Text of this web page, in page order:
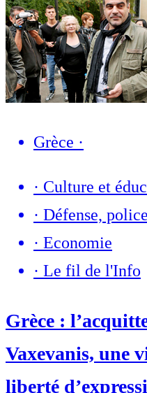
Grèce ·
· Culture et
· Défense,
· Economie
· Le fil de l'Info
Grèce :
Vaxevanis, une
liberté